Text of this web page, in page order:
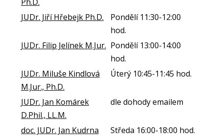
JUDr. Jiří Hřebejk Ph.D.
Pondělí 11:30-12:00
hod.
JUDr. Filip Jelínek M.Jur. Pondělí 13:00-14:00
hod.
JUDr. Miluše Kindlová
M.Jur., Ph.D.
Úterý 10:45-11:45 hod.
JUDr. Jan Komárek
D.Phil., LL.M.
dle dohody emailem
doc. JUDr. Jan Kudrna
Středa 16:00-18:00 hod.